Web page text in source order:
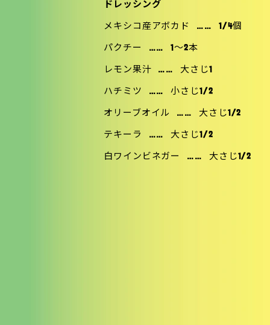
ドレッシング
メキシコ産アボカド …… 1/4個
パクチー …… 1～2本
レモン果汁 …… 大さじ1
ハチミツ …… 小さじ1/2
オリーブオイル …… 大さじ1/2
テキーラ …… 大さじ1/2
白ワインビネガー …… 大さじ1/2